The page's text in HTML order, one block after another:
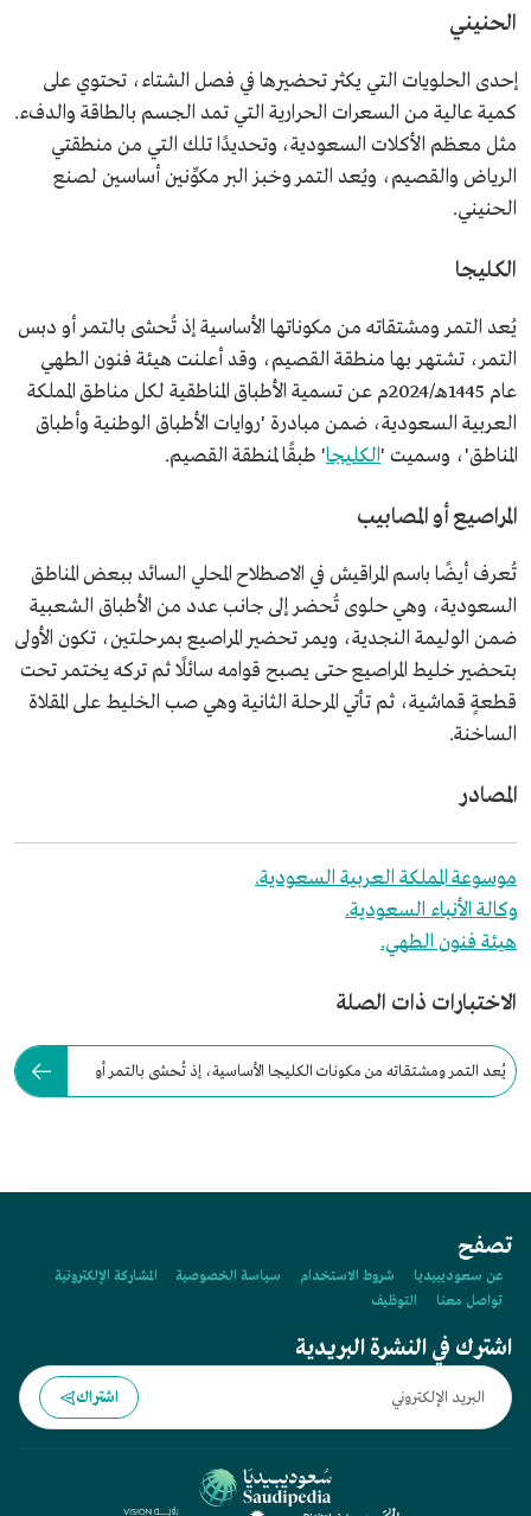
الحنيني
إحدى الحلويات التي يكثر تحضيرها في فصل الشتاء، تحتوي على
كمية عالية من السعرات الحرارية التي تمد الجسم بالطاقة والدفء.
مثل معظم الأكلات السعودية، وتحديدًا تلك التي من منطقتي
الرياض والقصيم، ويُعد التمر وخبز البر مكوِّنين أساسين لصنع
الحنيني.
الكليجا
يُعد التمر ومشتقاته من مكوناتها الأساسية إذ تُحشى بالتمر أو دبس
التمر، تشتهر بها منطقة القصيم، وقد أعلنت هيئة فنون الطهي
عام 1445هـ/2024م عن تسمية الأطباق المناطقية لكل مناطق المملكة
العربية السعودية، ضمن مبادرة 'روايات الأطباق الوطنية وأطباق
المناطق'، وسميت 'الكليجا' طبقًا لمنطقة القصيم.
المراصيع أو المصابيب
تُعرف أيضًا باسم المراقيش في الاصطلاح المحلي السائد ببعض المناطق
السعودية، وهي حلوى تُحضر إلى جانب عدد من الأطباق الشعبية
ضمن الوليمة النجدية، ويمر تحضير المراصيع بمرحلتين، تكون الأولى
بتحضير خليط المراصيع حتى يصبح قوامه سائلًا ثم تركه يختمر تحت
قطعةٍ قماشية، ثم تأتي المرحلة الثانية وهي صب الخليط على المقلاة
الساخنة.
المصادر
موسوعة المملكة العربية السعودية.
وكالة الأنباء السعودية.
هيئة فنون الطهي.
الاختبارات ذات الصلة
يُعد التمر ومشتقاته من مكونات الكليجا الأساسية، إذ تُحشى بالتمر أو
تصفح
عن سعوديبيديا شروط الاستخدام سياسة الخصوصية
المشاركة الإلكترونية
تواصل معنا
التوظيف
اشترك في النشرة البريدية
اشتراك